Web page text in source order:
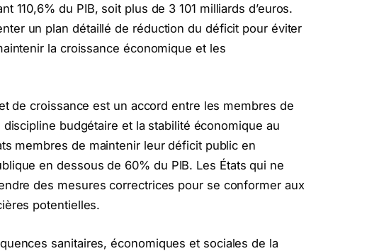
110,6% du PIB, soit plus de 3 101 milliards d’euros.
un plan détaillé de réduction du déficit pour éviter
la croissance économique et les
de croissance est un accord entre les membres de
discipline budgétaire et la stabilité économique au
membres de maintenir leur déficit public en
en dessous de 60% du PIB. Les États qui ne
des mesures correctrices pour se conformer aux
potentielles.
sanitaires, économiques et sociales de la